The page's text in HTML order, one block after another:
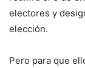
electores y
elección.
Pero para que